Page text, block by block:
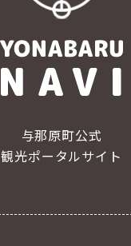
与那原町公式
観光ポータルサイト